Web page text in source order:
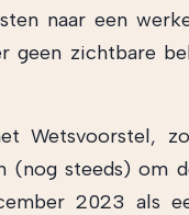
naar een
geen zichtbare
Wetsvoorstel,
(nog steeds) om
2023 als